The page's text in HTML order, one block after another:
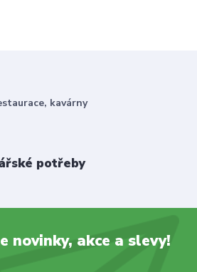
kavárny
potřeby
novinky, akce a slevy!